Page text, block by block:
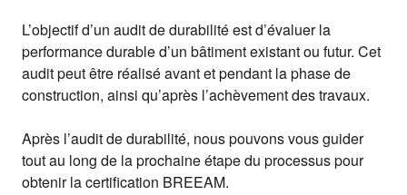
L’objectif d’un audit de durabilité est d’évaluer la
performance durabled’un bâtiment existant ou futur. Cet
audit peut être réalisé avant et pendant la phase de
construction, ainsi qu’après l’achèvement des travaux.
Après l’audit de durabilité, nous pouvons vous guider
tout au long de la prochaine étape du processus pour
obtenir la certification BREEAM.